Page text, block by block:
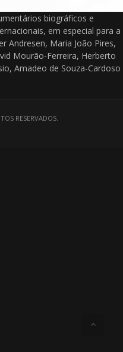
biográficos e
em especial para a
Andresen, Maria João Pires,
Mourão-Ferreira, Herberto
Amadeo de Souza-Cardoso
RESERVADOS.